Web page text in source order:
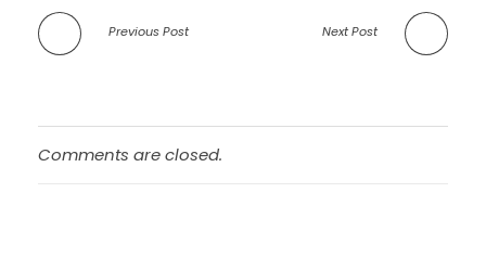
Previous Post Next Post
Comments are closed.